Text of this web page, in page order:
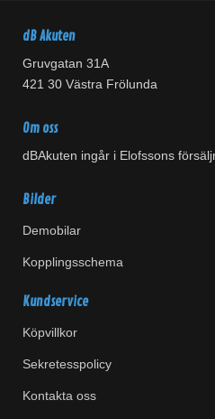
dB Akuten
Gruvgatan 31A
421 30 Västra Frölunda
Om oss
dBAkuten ingår i Elofssons
Bilder
Demobilar
Kopplingsschema
Kundservice
Köpvillkor
Sekretesspolicy
Kontakta oss